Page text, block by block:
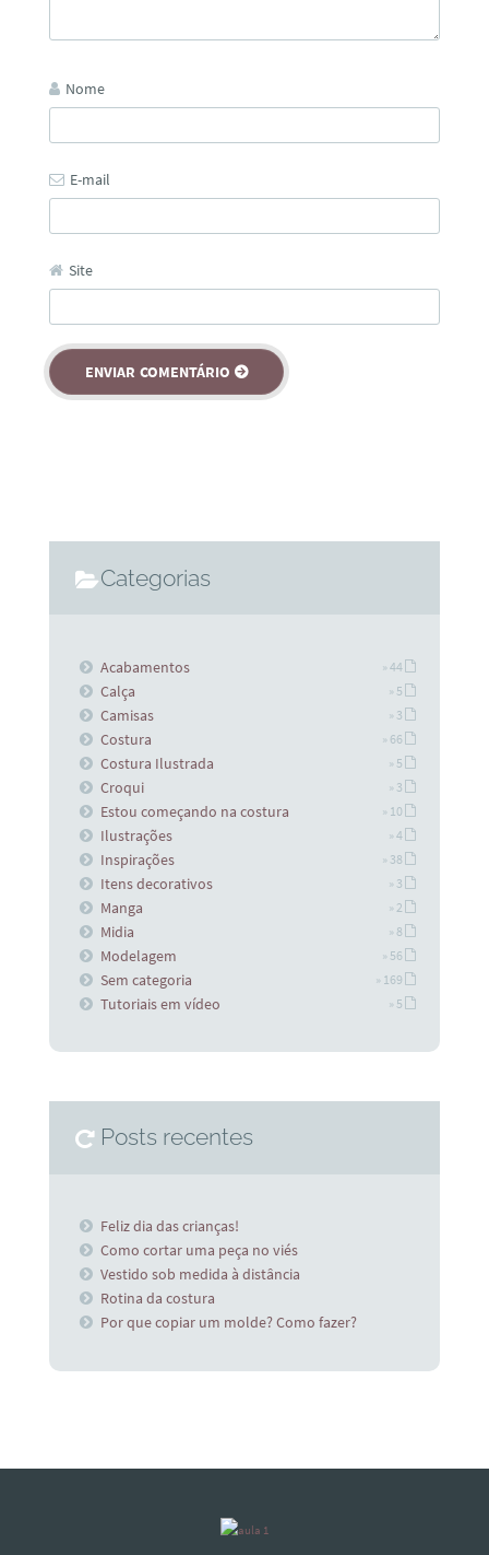
Nome
E-mail
Site
Categorias
Acabamentos » 44
Calça » 5
Camisas » 3
Costura » 66
Costura Ilustrada » 5
Croqui » 3
Estou começando na costura » 10
Ilustrações » 4
Inspirações » 38
Itens decorativos » 3
Manga » 2
Midia » 8
Modelagem » 56
Sem categoria » 169
Tutoriais em vídeo » 5
Posts recentes
Feliz dia das crianças!
Como cortar uma peça no viés
Vestido sob medida à distância
Rotina da costura
Por que copiar um molde? Como fazer?